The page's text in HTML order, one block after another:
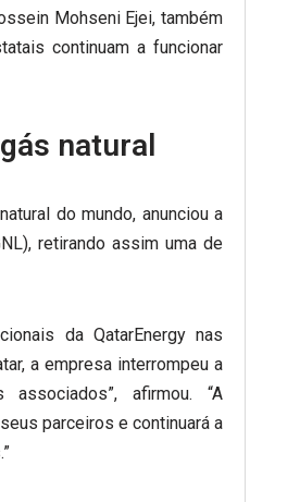
Mohseni Ejei, também
continuam a funcionar
natural
do mundo, anunciou a
retirando assim uma de
da QatarEnergy nas
a empresa interrompeu a
afirmou. “A
parceiros e continuará a